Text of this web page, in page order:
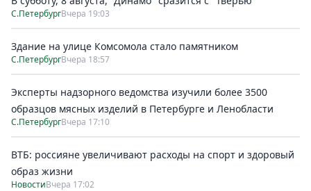
С.ПетербургВчера 19:03
Здание на улице Комсомола стало памятником
С.ПетербургВчера 18:57
Эксперты надзорного ведомства изучили более 3500
образцов мясных изделий в Петербурге и Ленобласти
С.ПетербургВчера 17:10
ВТБ: россияне увеличивают расходы на спорт и здоровый
образ жизни
НовостиВчера 17:02